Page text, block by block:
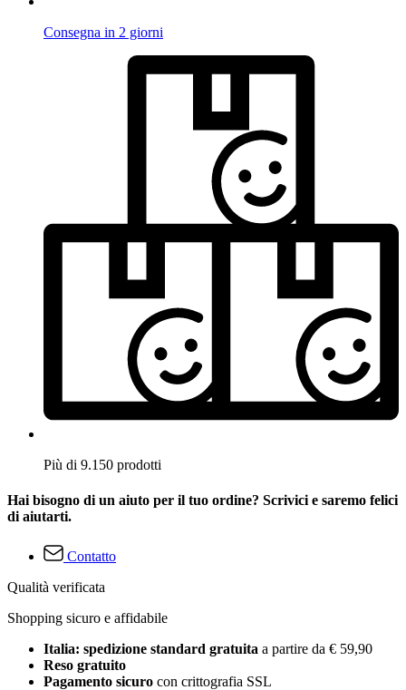
Consegna in 2 giorni
Più di 9.150 prodotti
Hai bisogno di un aiuto per il tuo ordine? Scrivici e saremo felici
di aiutarti.
Contatto
Qualità verificata
Shopping sicuro e affidabile
Italia: spedizione standard gratuita a partire da € 59,90
Reso gratuito
Pagamento sicuro con crittografia SSL